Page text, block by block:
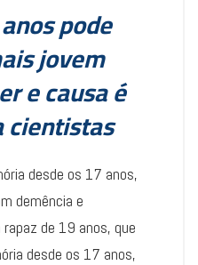
pode
jovem
e causa é
desde os 17 anos,
demência e
rapaz de 19 anos, que
desde os 17 anos,